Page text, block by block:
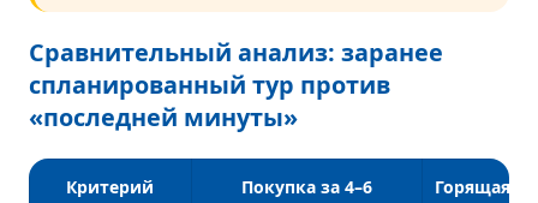
Сравнительный анализ: заранее
спланированный тур против
«последней минуты»
Критерий
Покупка за 4–6
Горящая